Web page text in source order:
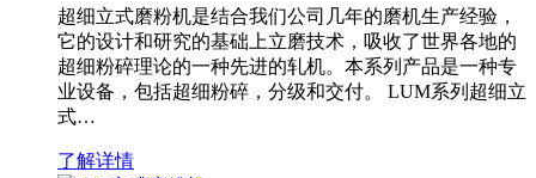
超细立式磨粉机是结合我们公司几年的磨机生产经验，
它的设计和研究的基础上立磨技术，吸收了世界各地的
超细粉碎理论的一种先进的轧机。本系列产品是一种专
业设备，包括超细粉碎，分级和交付。 LUM系列超细立
式…
了解详情